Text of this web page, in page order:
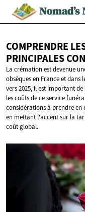
COMPRENDRE
PRINCIPALES
La crémation est devenue
obsèques en France et dans
vers 2025, il est important
les coûts de ce service
considérations à prendre
en mettant l'accent sur la
coût global.